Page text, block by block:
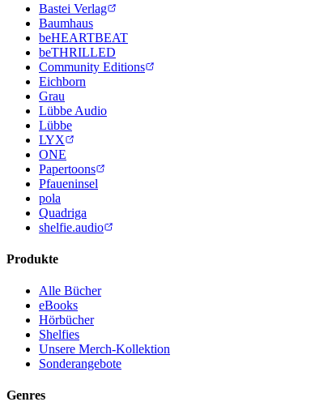
Bastei Verlag
Baumhaus
beHEARTBEAT
beTHRILLED
Community Editions
Eichborn
Grau
Lübbe Audio
Lübbe
LYX
ONE
Papertoons
Pfaueninsel
pola
Quadriga
shelfie.audio
Produkte
Alle Bücher
eBooks
Hörbücher
Shelfies
Unsere Merch-Kollektion
Sonderangebote
Genres